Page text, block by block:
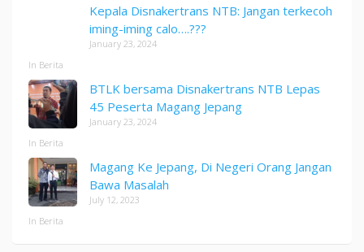
Kepala Disnakertrans NTB: Jangan terkecoh
iming-iming calo….???
January 23, 2024
In Berita
BTLK bersama Disnakertrans NTB Lepas
45 Peserta Magang Jepang
January 23, 2024
In Berita
Magang Ke Jepang, Di Negeri Orang Jangan
Bawa Masalah
July 12, 2023
In Berita